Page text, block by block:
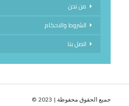
من نحن
الشروط والاحكام
اتصل بنا
جميع الحقوق محفوظة | 2023 ©